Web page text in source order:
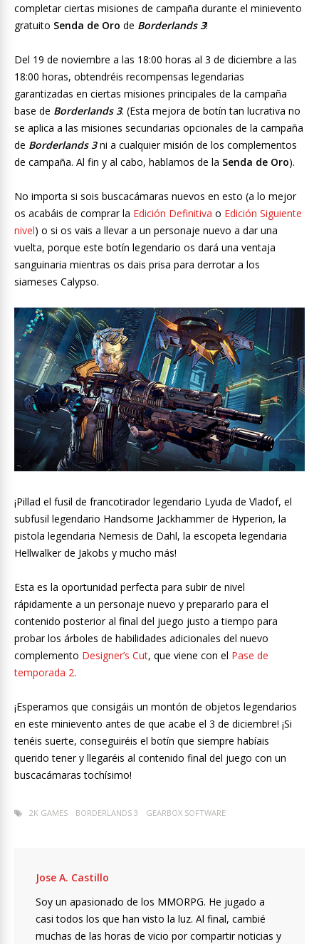
completar ciertas misiones de campaña durante el minievento
gratuito Senda de Oro de Borderlands 3!
Del 19 de noviembre a las 18:00 horas al 3 de diciembre a las
18:00 horas, obtendréis recompensas legendarias
garantizadas en ciertas misiones principales de la campaña
base de Borderlands 3. (Esta mejora de botín tan lucrativa no
se aplica a las misiones secundarias opcionales de la campaña
de Borderlands 3ni a cualquier misión de los complementos
de campaña. Al fin y al cabo, hablamos de la Senda de Oro).
No importa si sois buscacámaras nuevos en esto (a lo mejor
os acabáis de comprar la Edición Definitiva o Edición Siguiente
nivel) o si os vais a llevar a un personaje nuevo a dar una
vuelta, porque este botín legendario os dará una ventaja
sanguinaria mientras os dais prisa para derrotar a los
siameses Calypso.
¡Pillad el fusil de francotirador legendario Lyuda de Vladof, el
subfusil legendario Handsome Jackhammer de Hyperion, la
pistola legendaria Nemesis de Dahl, la escopeta legendaria
Hellwalker de Jakobs y mucho más!
Esta es la oportunidad perfecta para subir de nivel
rápidamente a un personaje nuevo y prepararlo para el
contenido posterior al final del juego justo a tiempo para
probar los árboles de habilidades adicionales del nuevo
complemento Designer’s Cut, que viene con el Pase de
temporada 2.
¡Esperamos que consigáis un montón de objetos legendarios
en este minievento antes de que acabe el 3 de diciembre! ¡Si
tenéis suerte, conseguiréis el botín que siempre habíais
querido tener y llegaréis al contenido final del juego con un
buscacámaras tochísimo!
2K GAMES BORDERLANDS 3 GEARBOX SOFTWARE
Jose A. Castillo
Soy un apasionado de los MMORPG. He jugado a
casi todos los que han visto la luz. Al final, cambié
muchas de las horas de vicio por compartir noticias y